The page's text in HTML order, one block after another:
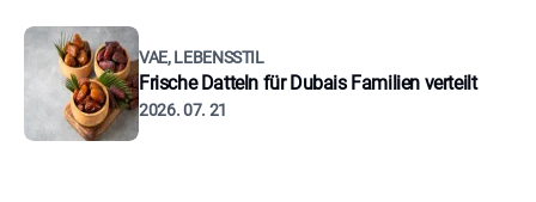
VAE, LEBENSSTIL
Frische Datteln für Dubais Familien verteilt
2026. 07. 21